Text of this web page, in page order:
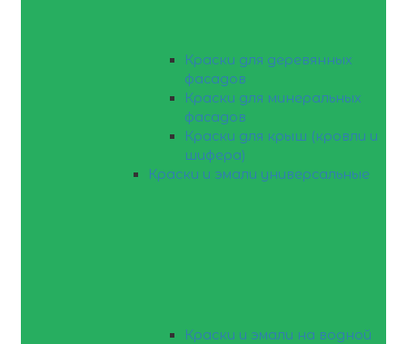
Краски для деревянных
фасадов
Краски для минеральных
фасадов
Краски для крыш (кровли и
шифера)
Краски и эмали универсальные
Краски и эмали на водной